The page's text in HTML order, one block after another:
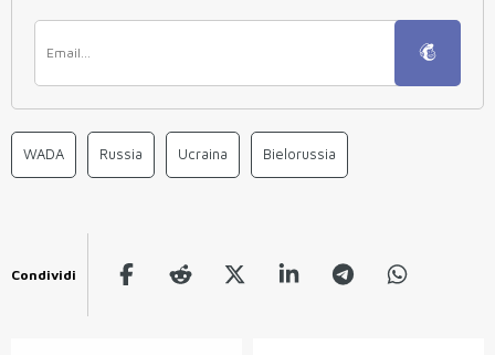
WADA Russia Ucraina Bielorussia
Condividi